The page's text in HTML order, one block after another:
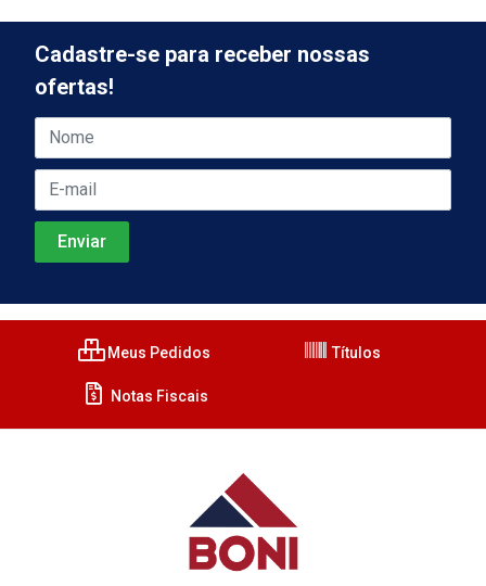
Cadastre-se para receber nossas
ofertas!
Meus Pedidos Títulos
Notas Fiscais